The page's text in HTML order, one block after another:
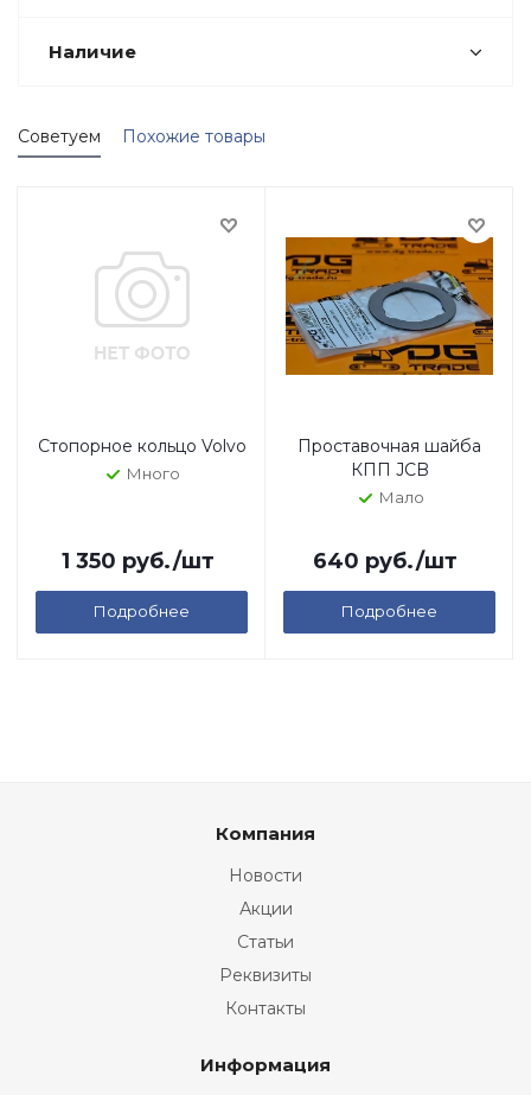
Наличие
Советуем Похожие товары
Стопорное кольцо Volvo
Много
1 350 руб./шт
Подробнее
Проставочная шайба
КПП JCB
Мало
640 руб./шт
Подробнее
Компания
Новости
Акции
Статьи
Реквизиты
Контакты
Информация